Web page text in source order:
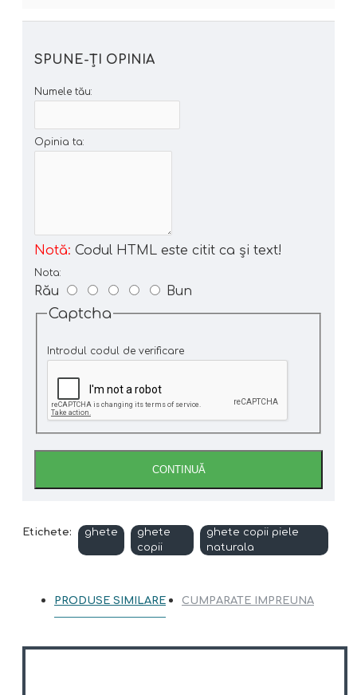
SPUNE-ŢI OPINIA
Numele tău:
Opinia ta:
Notă: Codul HTML este citit ca şi text!
Nota:
Rău Bun
Captcha
Introdul codul de verificare
CONTINUĂ
Etichete: ghete
ghete
copii
ghete copii piele
naturala
PRODUSE SIMILARE CUMPARATE IMPREUNA